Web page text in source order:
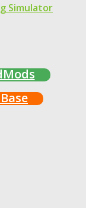
Simulator